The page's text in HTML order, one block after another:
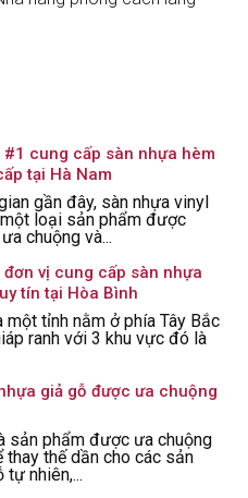
#1 cung cấp sàn nhựa hèm
tại Hà Nam
gần đây, sàn nhựa vinyl
loại sản phẩm được
chuộng và...
vị cung cấp sàn nhựa
tín tại Hòa Bình
một tỉnh nằm ở phía Tây Bắc
ranh với 3 khu vực đó là
giả gỗ được ưa chuộng
sản phẩm được ưa chuộng
thay thế dần cho các sản
nhiên,...